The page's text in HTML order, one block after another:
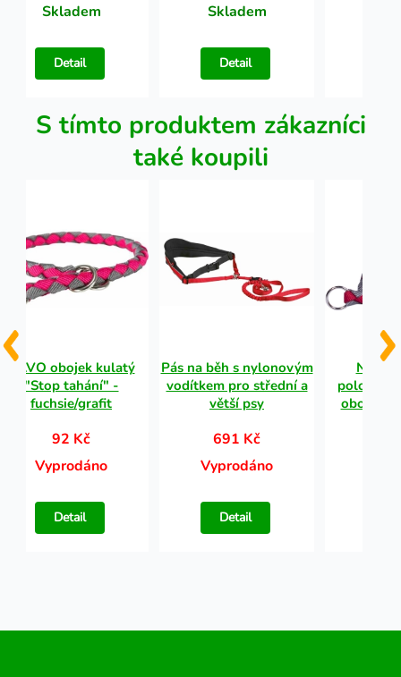
Skladem
Detail
Skladem
Detail
S tímto produktem zákazníci
také koupili
CAVO obojek kulatý
"Stop tahání" -
fuchsie/grafit
92 Kč
Vyprodáno
Detail
Pás na běh s nylonovým
vodítkem pro střední a
větší psy
691 Kč
Vyprodáno
Detail
Nobby
obojek